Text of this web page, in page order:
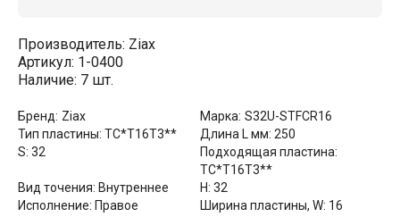
Производитель: Ziax
Артикул: 1-0400
Наличие: 7 шт.
Бренд: Ziax Марка: S32U-STFCR16
Тип пластины: TC*T16T3** Длина L мм: 250
S: 32
Подходящая пластина:
TC*T16T3**
Вид точения: Внутреннее H: 32
Исполнение: Правое Ширина пластины, W: 16